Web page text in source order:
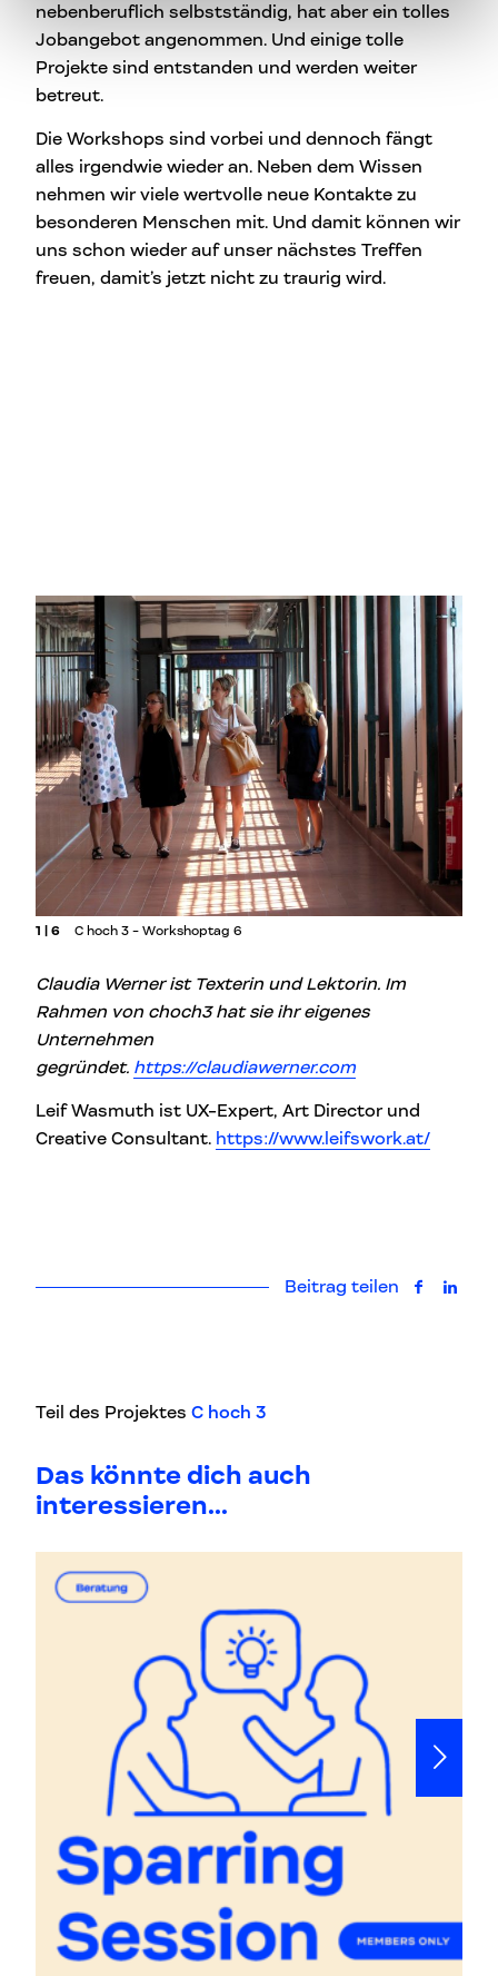
Teil des Projektes C hoch 3
nebenberuflich selbstständig, hat aber ein tolles
Jobangebot angenommen. Und einige tolle
Projekte sind entstanden und werden weiter
betreut.
Die Workshops sind vorbei und dennoch fängt
alles irgendwie wieder an. Neben dem Wissen
nehmen wir viele wertvolle neue Kontakte zu
besonderen Menschen mit. Und damit können wir
uns schon wieder auf unser nächstes Treffen
freuen, damit’s jetzt nicht zu traurig wird.
1 | 6 C hoch 3 - Workshoptag 6
Claudia Werner ist Texterin und Lektorin. Im
Rahmen von choch3 hat sie ihr eigenes
Unternehmen
gegründet. https://claudiawerner.com
Leif Wasmuth ist UX-Expert, Art Director und
Creative Consultant. https://www.leifswork.at/
Beitrag teilen auf auf
Das könnte dich auch
interessieren...